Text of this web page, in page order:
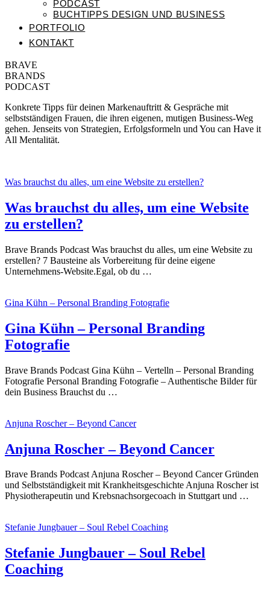
PODCAST
BUCHTIPPS DESIGN UND BUSINESS
PORTFOLIO
KONTAKT
BRAVE
BRANDS
PODCAST
Konkrete Tipps für deinen Markenauftritt & Gespräche mit
selbstständigen Frauen, die ihren eigenen, mutigen Business-Weg
gehen. Jenseits von Strategien, Erfolgsformeln und You can Have it
All Mentalität.
Was brauchst du alles, um eine Website zu erstellen?
Was brauchst du alles, um eine Website
zu erstellen?
Brave Brands Podcast Was brauchst du alles, um eine Website zu
erstellen? 7 Bausteine als Vorbereitung für deine eigene
Unternehmens-Website.Egal, ob du …
Gina Kühn – Personal Branding Fotografie
Gina Kühn – Personal Branding
Fotografie
Brave Brands Podcast Gina Kühn – Vertelln – Personal Branding
Fotografie Personal Branding Fotografie – Authentische Bilder für
dein Business Brauchst du …
Anjuna Roscher – Beyond Cancer
Anjuna Roscher – Beyond Cancer
Brave Brands Podcast Anjuna Roscher – Beyond Cancer Gründen
und Selbstständigkeit mit Krankheitsgeschichte Anjuna Roscher ist
Physiotherapeutin und Krebsnachsorgecoach in Stuttgart und …
Stefanie Jungbauer – Soul Rebel Coaching
Stefanie Jungbauer – Soul Rebel
Coaching